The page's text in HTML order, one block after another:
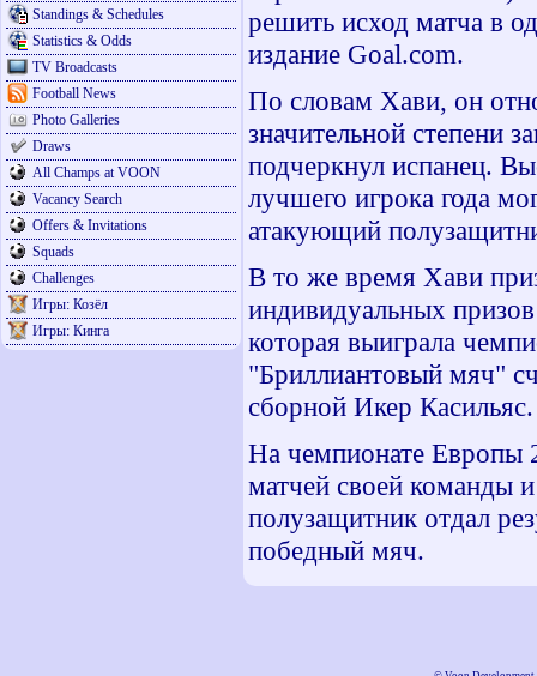
Standings & Schedules
Statistics & Odds
TV Broadcasts
Football News
Photo Galleries
Draws
All Champs at VOON
Vacancy Search
Offers & Invitations
Squads
Challenges
Игры: Козёл
Игры: Кинга
решить исход матча в
издание Goal.com.
По словам Хави, он
значительной степени
подчеркнул испанец.
лучшего игрока года
атакующий
В то же время Хави
индивидуальных
которая выиграла
"Бриллиантовый мяч"
сборной Икер Касильяс.
На чемпионате Европы
матчей своей команды
полузащитник отдал
победный мяч.